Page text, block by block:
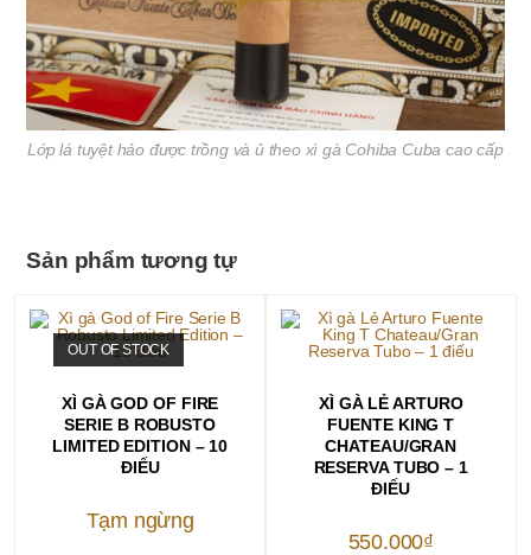
Lớp lá tuyệt hảo được trồng và ủ theo xì gà Cohiba Cuba cao cấp
Sản phẩm tương tự
OUT OF STOCK
ĐỌC TIẾP
XÌ GÀ GOD OF FIRE
SERIE B ROBUSTO
LIMITED EDITION – 10
ĐIẾU
Tạm ngừng
THÊM VÀO GIỎ HÀNG
XÌ GÀ LẺ ARTURO
FUENTE KING T
CHATEAU/GRAN
RESERVA TUBO – 1
ĐIẾU
550.000₫